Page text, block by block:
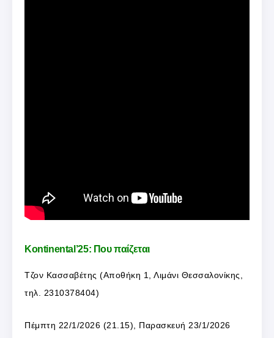
Kontinental’25: Που παίζεται
Τζον Κασσαβέτης (Αποθήκη 1, Λιμάνι Θεσσαλονίκης,
τηλ. 2310378404)
Πέμπτη 22/1/2026 (21.15), Παρασκευή 23/1/2026